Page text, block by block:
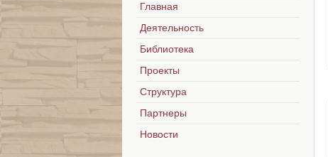
Главная
Деятельность
Библиотека
Проекты
Структура
Партнеры
Новости